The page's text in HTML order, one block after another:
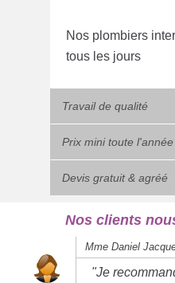
Nos plombiers
tous les jours
Travail de qualité
Prix mini toute l'année
Devis gratuit & agréé
Nos clients
Mme Daniel
"Je